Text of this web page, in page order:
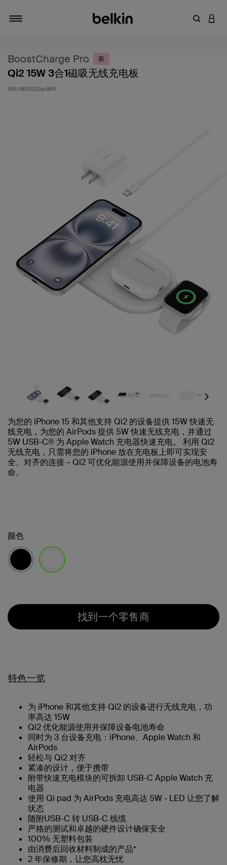
输入关键
登录
BoostCharge Pro 新
Qi2 15W 3合1磁吸无线充电板
SKU:WIZ022qcWH
Next
为您的 iPhone 15 和其他支持 Qi2 的设备提供 15W 快速无
线充电，为您的 AirPods 提供 5W 快速无线充电，并通过
5W USB-C® 为 Apple Watch 充电器快速充电。 利用 Qi2
无线充电，只需将您的 iPhone 放在充电板上即可实现安
全、对齐的连接 – Qi2 可优化能源使用并保障设备的电池寿
命。
颜色
找到一个零售商
特色一览
为 iPhone 和其他支持 Qi2 的设备进行无线充电，功
率高达 15W
Qi2 优化能源使用并保障设备电池寿命
同时为 3 台设备充电：iPhone、Apple Watch 和
AirPods
轻松与 Qi2 对齐
紧凑的设计，便于携带
附带快速充电模块的可拆卸 USB-C Apple Watch 充
电器
使用 Qi pad 为 AirPods 充电高达 5W - LED 让您了解
状态
随附USB-C 转 USB-C 线缆
严格的测试和卓越的硬件设计确保安全
100% 无塑料包装
由消费后回收材料制成的产品*
2 年保修期，让您高枕无忧